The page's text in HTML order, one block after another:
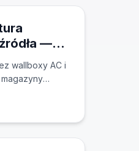
—
wallboxy AC i
dla